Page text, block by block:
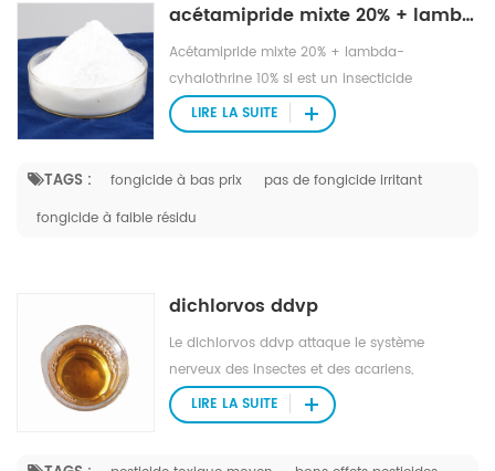
acétamipride mixte 20% + lambda-cyhalothrine 10% sl
Acétamipride mixte 20% + lambda-
cyhalothrine 10% sl est un insecticide
systémique à activité translaminaire, à
contact et à action de l'estomac.
TAGS : fongicide à bas prix
pas de fongicide irritant
fongicide à faible résidu
LIRE LA SUITE
dichlorvos ddvp
Le dichlorvos ddvp attaque le système
nerveux des insectes et des acariens,
provoquant une paralysie en quelques
heures.
LIRE LA SUITE